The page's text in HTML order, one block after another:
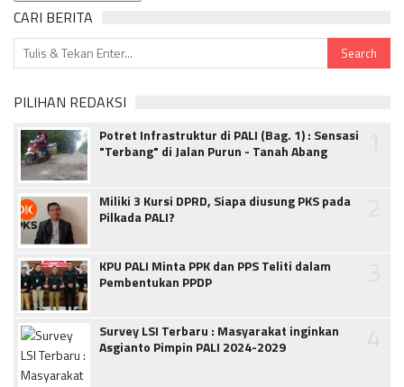
CARI BERITA
PILIHAN REDAKSI
Potret Infrastruktur di PALI (Bag. 1) : Sensasi
"Terbang" di Jalan Purun - Tanah Abang
Miliki 3 Kursi DPRD, Siapa diusung PKS pada
Pilkada PALI?
KPU PALI Minta PPK dan PPS Teliti dalam
Pembentukan PPDP
Survey LSI Terbaru : Masyarakat inginkan
Asgianto Pimpin PALI 2024-2029